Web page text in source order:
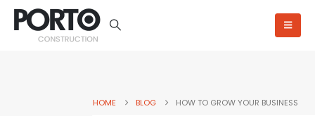
HOME BLOG HOW TO GROW YOUR BUSINESS